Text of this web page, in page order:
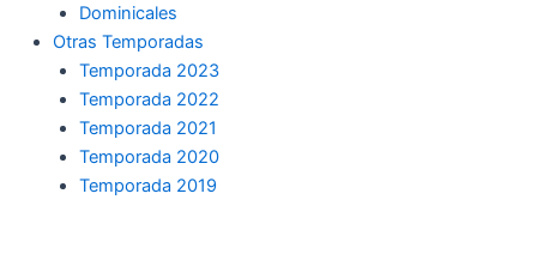
Dominicales
Otras Temporadas
Temporada 2023
Temporada 2022
Temporada 2021
Temporada 2020
Temporada 2019